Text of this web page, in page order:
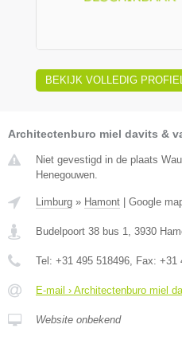
BEKIJK VOLLEDIG PROFIEL
Architectenburo miel davits &
Niet gevestigd in de plaats
Henegouwen.
Limburg » Hamont | Google
Budelpoort 38 bus 1 3930
Tel: +31 495 518496 , Fax: +31
E-mail › Architectenburo miel
Website onbekend